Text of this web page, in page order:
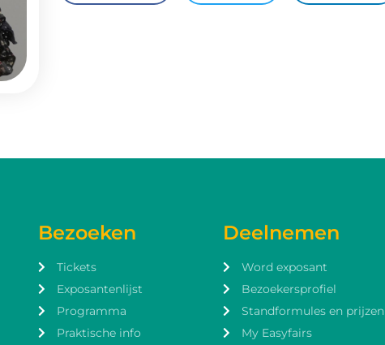
Bezoeken
Tickets
Exposantenlijst
Programma
Praktische info
Deelnemen
Word exposant
Bezoekersprofiel
Standformules en prijzen
My Easyfairs